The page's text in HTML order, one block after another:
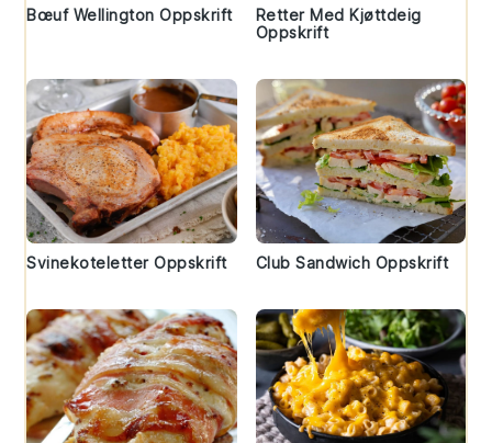
Bœuf Wellington Oppskrift
Retter Med Kjøttdeig
Oppskrift
Svinekoteletter Oppskrift Club Sandwich Oppskrift